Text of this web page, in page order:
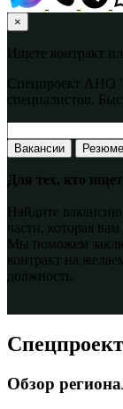
×
Ищете контракт
Спецпроект АНО
специалистов.
Вакансии Резюме
Для тех, кто
Найдите
части, которая вам
Мы поможем
контракт на
должность.
Обзор